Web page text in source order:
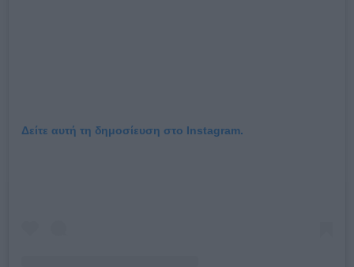
Δείτε αυτή τη δημοσίευση στο Instagram.